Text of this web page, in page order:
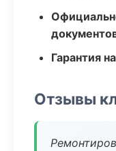
Гарантия
Отзывы